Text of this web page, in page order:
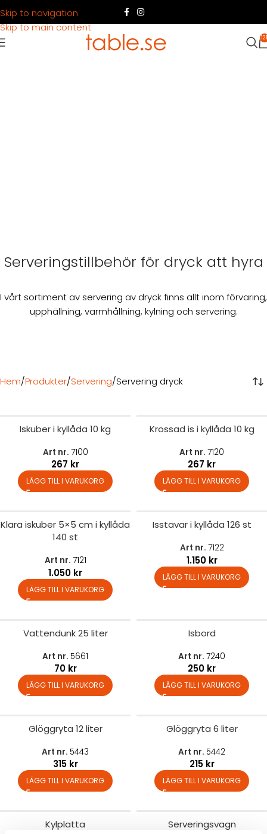
Skip to navigation
Skip to main content
121
Serveringstillbehör för dryck att hyra
I vårt sortiment av servering av dryck finns allt inom förvaring,
upphällning, varmhållning, kylning och servering.
Hem Produkter Servering Servering dryck
Iskuber i kyllåda 10 kg
Art nr. 7100
267 kr
LÄGG TILL I VARUKORG
Krossad is i kyllåda 10 kg
Art nr. 7120
267 kr
LÄGG TILL I VARUKORG
Klara iskuber 5×5 cm i kyllåda
140 st
Art nr. 7121
1.050 kr
LÄGG TILL I VARUKORG
Isstavar i kyllåda 126 st
Art nr. 7122
1.150 kr
LÄGG TILL I VARUKORG
Vattendunk 25 liter
Art nr. 5661
70 kr
LÄGG TILL I VARUKORG
Isbord
Art nr. 7240
250 kr
LÄGG TILL I VARUKORG
Glöggryta 12 liter
Art nr. 5443
315 kr
LÄGG TILL I VARUKORG
Glöggryta 6 liter
Art nr. 5442
215 kr
LÄGG TILL I VARUKORG
Kylplatta Serveringsvagn